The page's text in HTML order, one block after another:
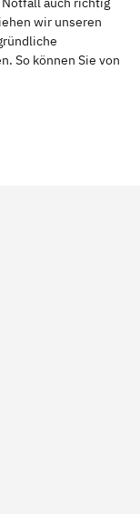
wir unseren
So können Sie von